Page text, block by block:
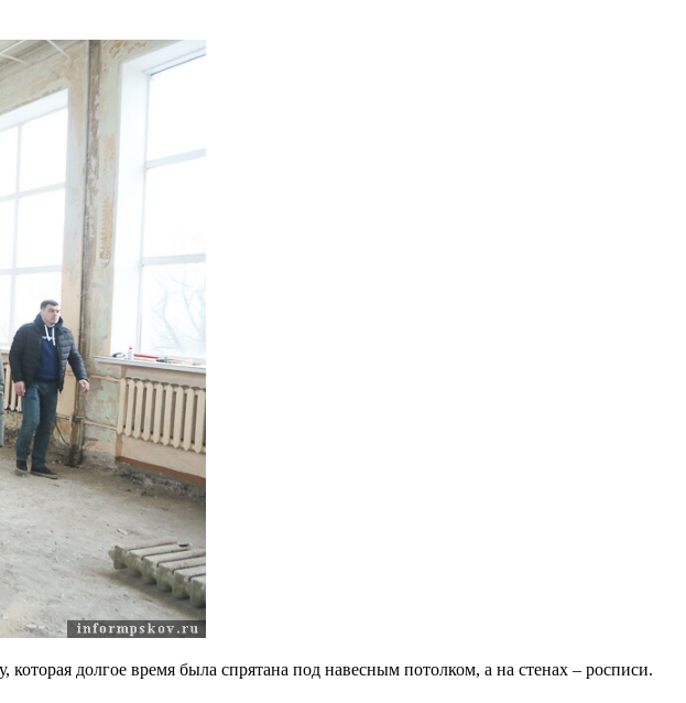
долгое время была спрятана под навесным потолком, а на стенах – росписи.